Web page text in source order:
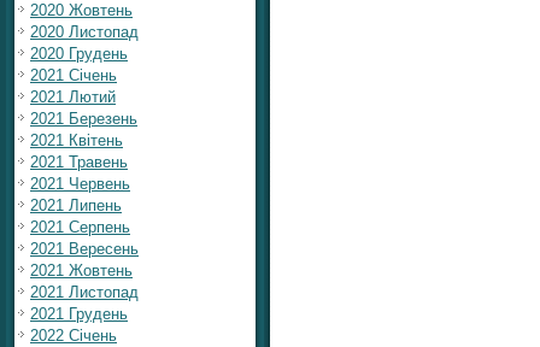
2020 Жовтень
2020 Листопад
2020 Грудень
2021 Січень
2021 Лютий
2021 Березень
2021 Квітень
2021 Травень
2021 Червень
2021 Липень
2021 Серпень
2021 Вересень
2021 Жовтень
2021 Листопад
2021 Грудень
2022 Січень